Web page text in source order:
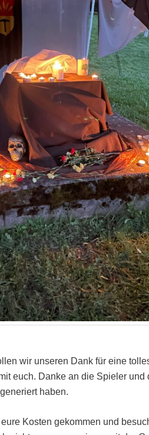
wir unseren Dank für eine
euch. Danke an die Spieler und
haben.
Kosten gekommen und